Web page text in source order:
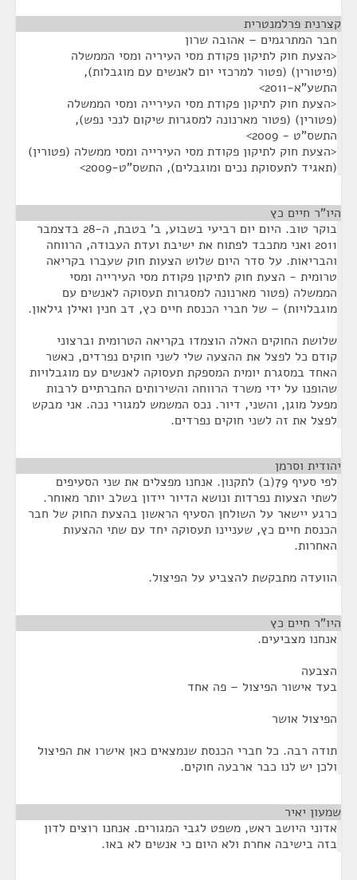
קצרנית פרלמנטרית
חבר המתרגמים – אהובה שרון
<הצעת חוק לתיקון פקודת מסי העיריה ומסי הממשלה
(פיטורין) (פטור למרכזי יום לאנשים עם מוגבלות),
התשע"א-2011>
<הצעת חוק לתיקון פקודת מסי העירייה ומסי הממשלה
(פטורין) (פטור מארנונה למסגרות שיקום לנכי נפש),
התשס"ט - 2009>
<הצעת חוק לתיקון פקודת מסי העירייה ומסי ממשלה (פטורין)
(תאגיד לתעסוקת נכים ומוגבלים), התשס"ט-2009>
היו"ר חיים כץ
בוקר טוב. היום יום רביעי בשבוע, ב' בטבת, ה-28 בדצמבר
2011 ואני מתכבד לפתוח את ישיבת ועדת העבודה, הרווחה
והבריאות. על סדר היום שלוש הצעות חוק שעברו בקריאה
טרומית - הצעת חוק לתיקון פקודת מסי העירייה ומסי
הממשלה (פטור מארנונה למסגרות תעסוקה לאנשים עם
מוגבלויות) – של חברי הכנסת חיים כץ, דב חנין ואילן גילאון.
שלושת החוקים האלה הוצמדו בקריאה הטרומית וברצוני
קודם כל לפצל את ההצעה שלי לשני חוקים נפרדים, כאשר
האחד במסגרת יומית המספקת תעסוקה לאנשים עם מוגבלויות
שהופנו על ידי משרד הרווחה והשירותים החברתיים לרבות
מפעל מוגן, והשני, דיור. נכס המשמש למגורי נכה. אני מבקש
לפצל את זה לשני חוקים נפרדים.
יהודית וסרמן
לפי סעיף 79(ב) לתקנון. אנחנו מפצלים את שני הסעיפים
לשתי הצעות נפרדות ונושא הדיור יידון בשלב יותר מאוחר.
כרגע יישאר על השולחן הסעיף הראשון בהצעת החוק של חבר
הכנסת חיים כץ, שעניינו תעסוקה יחד עם שתי ההצעות
האחרות.
הוועדה מתבקשת להצביע על הפיצול.
היו"ר חיים כץ
אנחנו מצביעים.
הצבעה
בעד אישור הפיצול – פה אחד
הפיצול אושר
תודה רבה. כל חברי הכנסת שנמצאים כאן אישרו את הפיצול
ולכן יש לנו כבר ארבעה חוקים.
שמעון יאיר
אדוני היושב ראש, משפט לגבי המגורים. אנחנו רוצים לדון
בזה בישיבה אחרת ולא היום כי אנשים לא באו.